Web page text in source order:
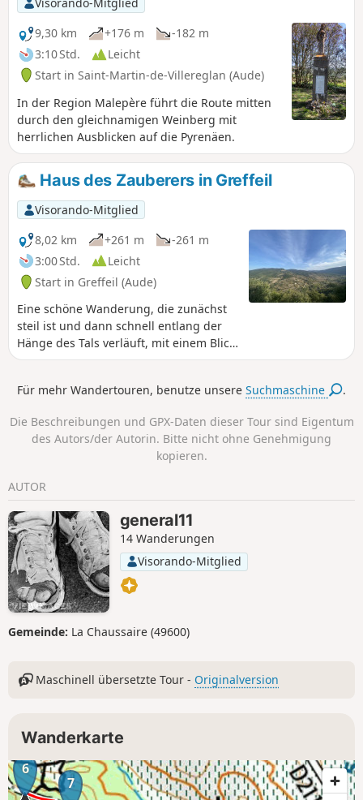
9,30 km
+176 m
-182 m
3:10 Std.
Leicht
Start in Saint-Martin-de-Villereglan (Aude)
In der Region Malepère führt die Route mitten
durch den gleichnamigen Weinberg mit
herrlichen Ausblicken auf die Pyrenäen.
Haus des Zauberers in Greffeil
Visorando-Mitglied
8,02 km
+261 m
-261 m
3:00 Std.
Leicht
Start in Greffeil (Aude)
Eine schöne Wanderung, die zunächst
steil ist und dann schnell entlang der
Hänge des Tals verläuft, mit einem Blick
auf das Dorf und die umliegenden
tiefer in den Wald ein.
Für mehr Wandertouren, benutze unsereSuchmaschine .
Die Beschreibungen und GPX-Daten dieser Tour sind Eigentum
des Autors/der Autorin. Bitte nicht ohne Genehmigung
kopieren.
AUTOR
general11
14 Wanderungen
Visorando-Mitglied
Gemeinde: La Chaussaire (49600)
Maschinell übersetzte Tour - Originalversion
Wanderkarte
6
7